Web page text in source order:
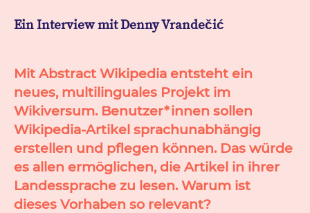
Ein Interview mit Denny Vrandečić
Mit Abstract Wikipedia entsteht ein
neues, multilinguales Projekt im
Wikiversum. Benutzer*innen sollen
Wikipedia-Artikel sprachunabhängig
erstellen und pflegen können. Das würde
es allen ermöglichen, die Artikel in ihrer
Landessprache zu lesen. Warum ist
dieses Vorhaben so relevant?